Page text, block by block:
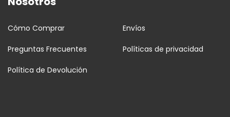
Cómo Comprar Envíos
Preguntas Frecuentes Políticas de privacidad
Política de Devolución